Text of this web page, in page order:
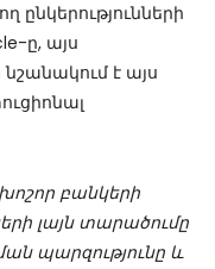
ընկերությունների
ը, այս
է այս
բանկերի
լայն տարածումը
պարզությունը և